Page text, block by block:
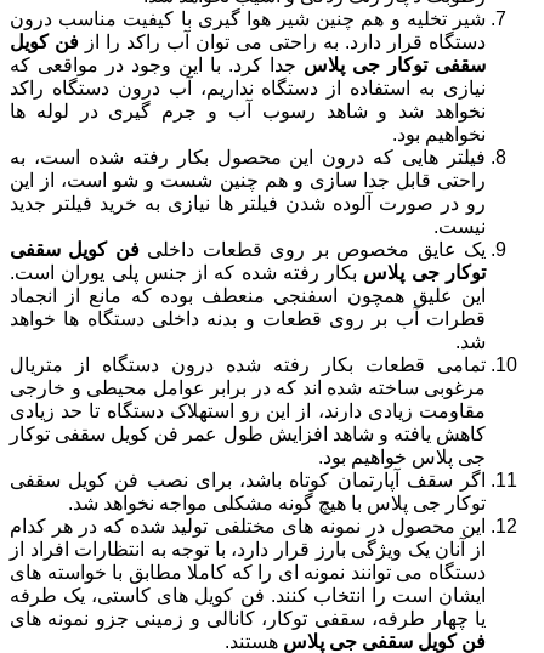
شیر تخلیه و هم چنین شیر هوا گیری با کیفیت مناسب درون
دستگاه قرار دارد. به راحتی می توان آب راکد را از فن کویل
سقفی توکار جی پلاس جدا کرد. با این وجود در مواقعی که
نیازی به استفاده از دستگاه نداریم، آب درون دستگاه راکد
نخواهد شد و شاهد رسوب آب و جرم گیری در لوله ها
نخواهیم بود.
فیلتر هایی که درون این محصول بکار رفته شده است، به
راحتی قابل جدا سازی و هم چنین شست و شو است، از این
رو در صورت آلوده شدن فیلتر ها نیازی به خرید فیلتر جدید
نیست.
یک عایق مخصوص بر روی قطعات داخلیفن کویل سقفی
توکار جی پلاس بکار رفته شده که از جنس پلی یوران است.
این علیق همچون اسفنجی منعطف بوده که مانع از انجماد
قطرات آب بر روی قطعات و بدنه داخلی دستگاه ها خواهد
شد.
تمامی قطعات بکار رفته شده درون دستگاه از متریال
مرغوبی ساخته شده اند که در برابر عوامل محیطی و خارجی
مقاومت زیادی دارند، از این رو استهلاک دستگاه تا حد زیادی
کاهش یافته و شاهد افزایش طول عمر فن کویل سقفی توکار
جی پلاس خواهیم بود.
اگر سقف آپارتمان کوتاه باشد، برای نصب فن کویل سقفی
توکار جی پلاس با هیچ گونه مشکلی مواجه نخواهد شد.
این محصول در نمونه های مختلفی تولید شده که در هر کدام
از آنان یک ویژگی بارز قرار دارد، با توجه به انتظارات افراد از
دستگاه می توانند نمونه ای را که کاملا مطابق با خواسته های
ایشان است را انتخاب کنند. فن کویل های کاستی، یک طرفه
یا چهار طرفه، سقفی توکار، کانالی و زمینی جزو نمونه های
فن کویل سقفی جی پلاس هستند.